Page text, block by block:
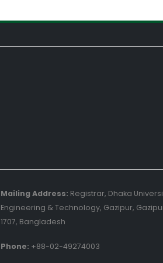
Mailing Address: Registrar, Dhaka
Engineering & Technology, Gazipur,
1707, Bangladesh
Phone: +88-02-49274003